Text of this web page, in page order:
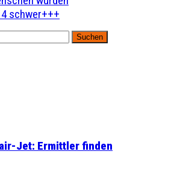
schwer+++
Jet: Ermittler finden